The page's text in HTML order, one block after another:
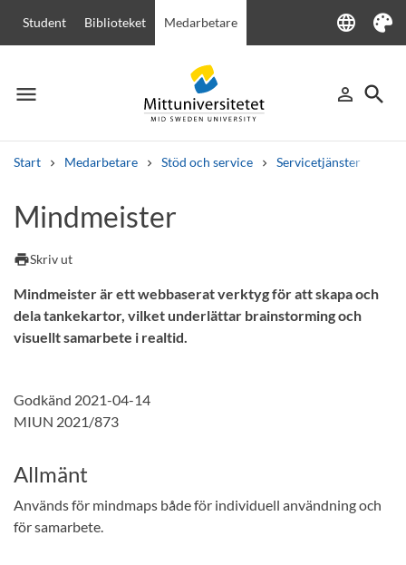
Student Biblioteket Medarbetare language
Language
Tema
menu
Meny person_outline
Logga in
search
Sök
Start Medarbetare Stöd och service Servicetjänster
Andra söktjänster
Kurser och program
Mindmeister
printSkriv ut
Mindmeister är ett webbaserat verktyg för att skapa och
dela tankekartor, vilket underlättar brainstorming och
visuellt samarbete i realtid.
Godkänd 2021-04-14
MIUN 2021/873
Allmänt
Används för mindmaps både för individuell användning och
för samarbete.